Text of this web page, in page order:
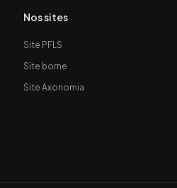
Nos sites
Site PFLS
Site borne
Site Axonomia